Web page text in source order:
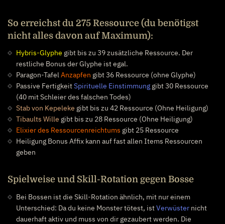
So erreichst du 275 Ressource (du benötigst
nicht alles davon auf Maximum):
Hybris-Glyphe gibt bis zu 39 zusätzliche Ressource. Der
restliche Bonus der Glyphe ist egal.
Paragon-TafelAnzapfen gibt 36 Ressource (ohne Glyphe)
Passive FertigkeitSpirituelle Einstimmung gibt 30 Ressource
(40 mit Schleier des falschen Todes)
Stab von Kepeleke gibt bis zu 42 Ressource (Ohne Heiligung)
Tibaults Wille gibt bis zu 28 Ressource (Ohne Heiligung)
Elixier des Ressourcenreichtums gibt 25 Ressource
Heiligung Bonus Affix kann auf fast allen Items Ressourcen
geben
Spielweise und Skill-Rotation gegen Bosse
Bei Bossen ist die Skill-Rotation ähnlich, mit nur einem
Unterschied: Da du keine Monster tötest, istVerwüster nicht
dauerhaft aktiv und muss von dir gezaubert werden. Die